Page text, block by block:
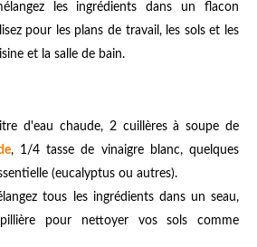
les ingrédients dans un flacon
pour les plans de travail, les sols et les
et la salle de bain.
d'eau chaude, 2 cuillères à soupe de
, 1/4 tasse de vinaigre blanc, quelques
(eucalyptus ou autres).
tous les ingrédients dans un seau,
pour nettoyer vos sols comme